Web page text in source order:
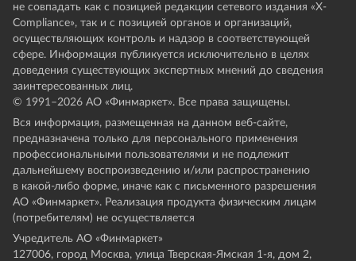
не совпадать как с позицией редакции сетевого издания «X-
Compliance», так и с позицией органов и организаций,
осуществляющих контроль и надзор в соответствующей
сфере. Информация публикуется исключительно в целях
доведения существующих экспертных мнений до сведения
заинтересованных лиц.
© 1991–2026 АО «Финмаркет». Все права защищены.
Вся информация, размещенная на данном веб-сайте,
предназначена только для персонального применения
профессиональными пользователями и не подлежит
дальнейшему воспроизведению и/или распространению
в какой-либо форме, иначе как с письменного разрешения
АО «Финмаркет». Реализация продукта физическим лицам
(потребителям) не осуществляется
Учредитель АО «Финмаркет»
127006, город Москва, улица Тверская-Ямская 1-я, дом 2,